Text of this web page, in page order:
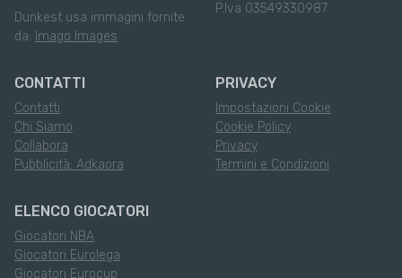
Dunkest usa immagini fornite
da: Imago Images
P.Iva 03549330987
CONTATTI
Contatti
Chi Siamo
Collabora
Pubblicità: Adkaora
PRIVACY
Impostazioni Cookie
Cookie Policy
Privacy
Termini e Condizioni
ELENCO GIOCATORI
Giocatori NBA
Giocatori Eurolega
Giocatori Eurocup